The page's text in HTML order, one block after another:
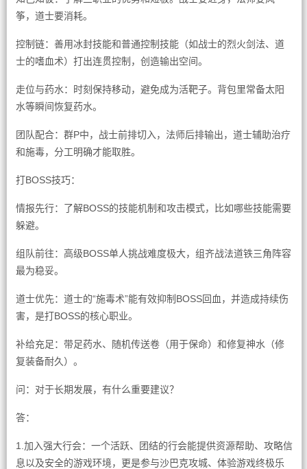
筝，道士要消耗。
控制链：善用冰封技能和普通控制技能（如战士的烈火剑法、道
士的嗜血术）打出连贯控制，创造输出空间。
走位与药水：时刻保持移动，避免成为活靶子。背包里常备太阳
水等瞬间恢复药水。
团队配合：群P中，战士前排切入，法师后排输出，道士辅助治疗
和施毒，分工明确才能取胜。
打BOSS技巧：
情报先行：了解BOSS的技能机制和攻击模式，比如哪些技能需要
躲避。
组队前往：高级BOSS单人挑战难度极大，组齐战法道铁三角阵容
最为稳妥。
道士优先：道士的“施毒术”能有效抑制BOSS回血，并造成持续伤
害，是打BOSS的核心职业。
补给充足：带足药水、随机传送卷（用于保命）和修复神水（修
复装备耐久）。
问：对于长期发展，有什么重要建议？
答：
1.加入强大行会：一个活跃、团结的行会能提供资源帮助、攻略信
息以及安全的游戏环境，更是参与沙巴克攻城、体验游戏终极乐